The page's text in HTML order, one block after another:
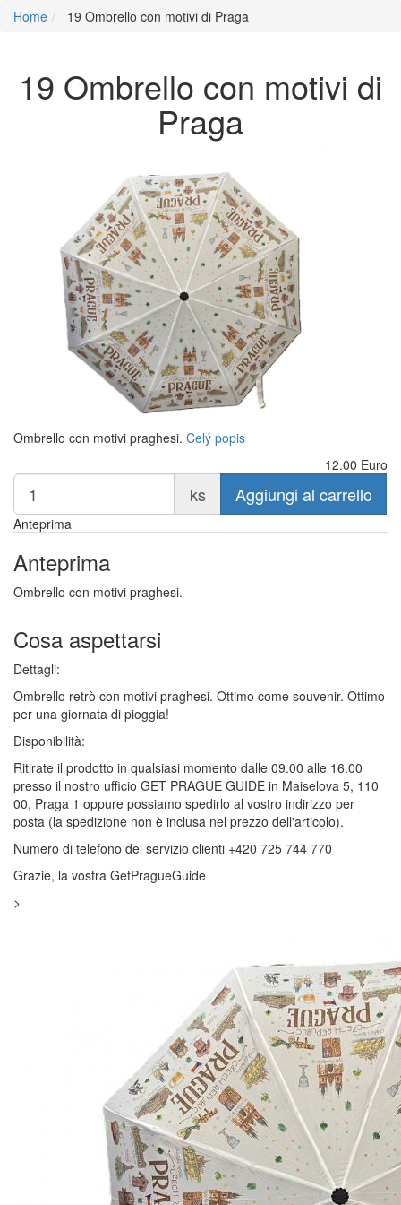
Home 19 Ombrello con motivi di Praga
19 Ombrello con motivi di
Praga
Ombrello con motivi praghesi. Celý popis
12.00 Euro
ks Aggiungi al carrello
Anteprima
Anteprima
Ombrello con motivi praghesi.
Cosa aspettarsi
Dettagli:
Ombrello retrò con motivi praghesi. Ottimo come souvenir. Ottimo
per una giornata di pioggia!
Disponibilità:
Ritirate il prodotto in qualsiasi momento dalle 09.00 alle 16.00
presso il nostro ufficio GET PRAGUE GUIDE in Maiselova 5, 110
00, Praga 1 oppure possiamo spedirlo al vostro indirizzo per
posta (la spedizione non è inclusa nel prezzo dell'articolo).
Numero di telefono del servizio clienti +420 725 744 770
Grazie, la vostra GetPragueGuide
>